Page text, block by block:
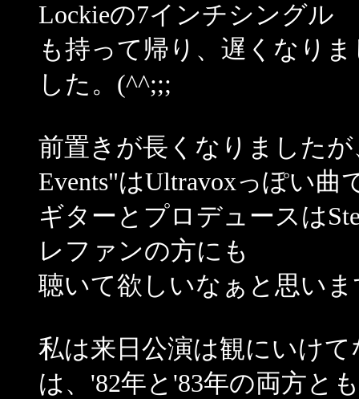
Lockieの7インチシングル
も持って帰り、遅くなり
した。(^^;;;
前置きが長くなりました
Events"はUltravoxっぽい曲
ギターとプロデュースは
レファンの方にも
聴いて欲しいなぁと思い
私は来日公演は観にいけ
は、'82年と'83年の両方とも